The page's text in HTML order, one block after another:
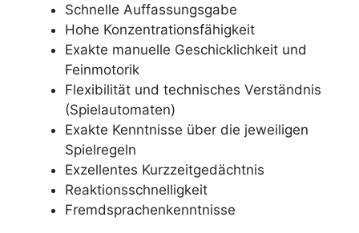
Schnelle Auffassungsgabe
Hohe Konzentrationsfähigkeit
Exakte manuelle Geschicklichkeit und
Feinmotorik
Flexibilität und technisches Verständnis
(Spielautomaten)
Exakte Kenntnisse über die jeweiligen
Spielregeln
Exzellentes Kurzzeitgedächtnis
Reaktionsschnelligkeit
Fremdsprachenkenntnisse